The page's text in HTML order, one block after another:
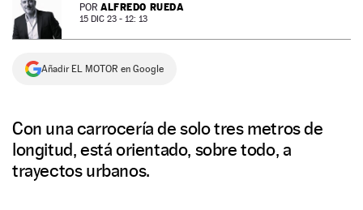
SERVICIOS
POR ALFREDO RUEDA
15 DIC 23 - 12: 13
Añadir EL MOTOR en Google
Con una carrocería de solo tres metros de
longitud, está orientado, sobre todo, a
trayectos urbanos.